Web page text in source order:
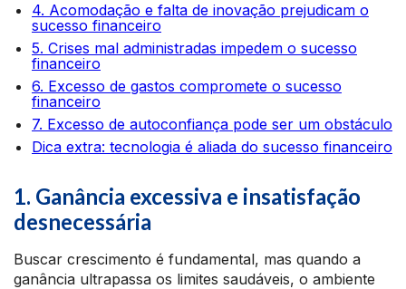
4. Acomodação e falta de inovação prejudicam o
sucesso financeiro
5. Crises mal administradas impedem o sucesso
financeiro
6. Excesso de gastos compromete o sucesso
financeiro
7. Excesso de autoconfiança pode ser um obstáculo
Dica extra: tecnologia é aliada do sucesso financeiro
1. Ganância excessiva e insatisfação
desnecessária
Buscar crescimento é fundamental, mas quando a
ganância ultrapassa os limites saudáveis, o ambiente